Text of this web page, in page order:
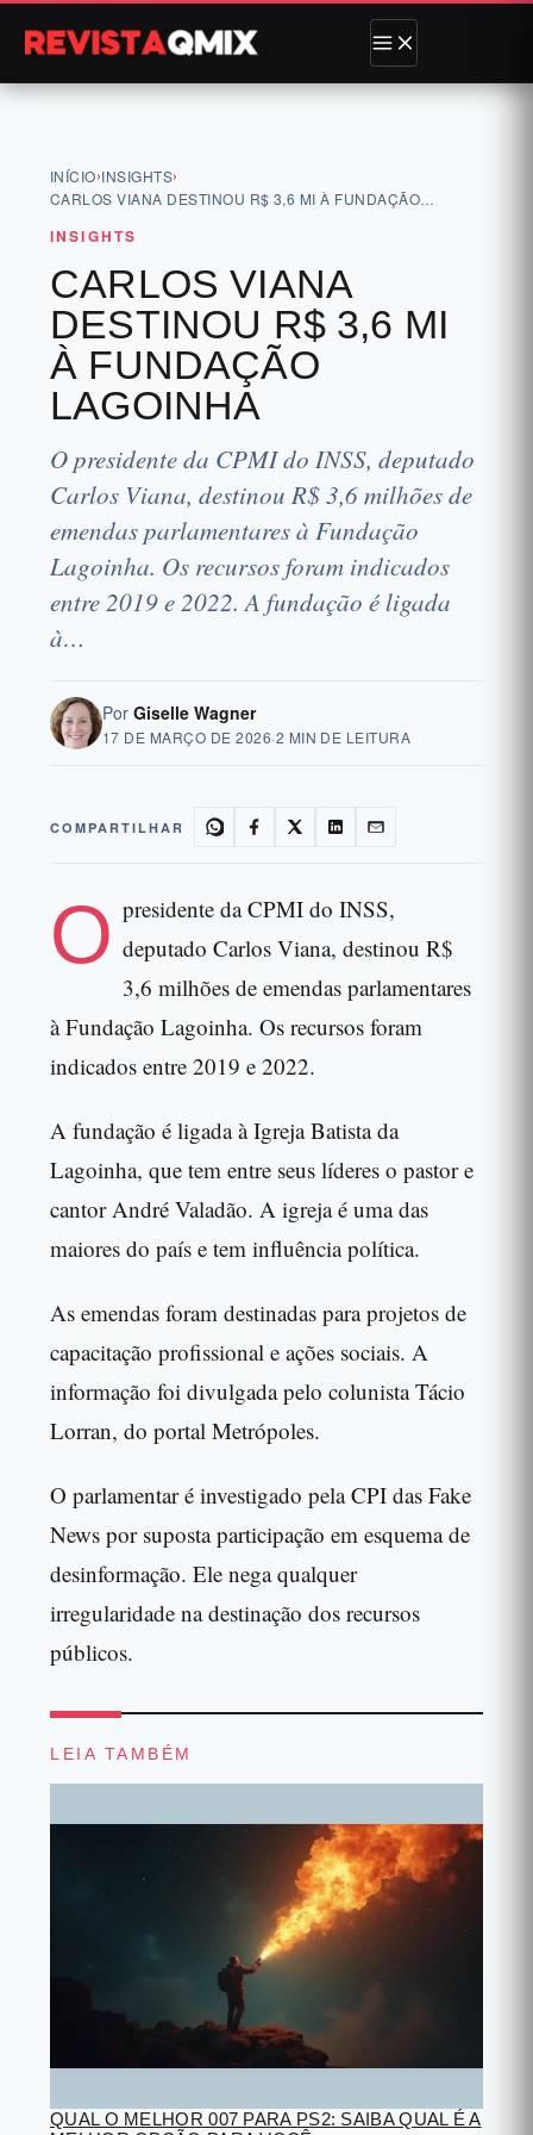
INÍCIO›INSIGHTS›
CARLOS VIANA DESTINOU R$ 3,6 MI À FUNDAÇÃO…
INSIGHTS
CARLOS VIANA
DESTINOU R$ 3,6 MI
À FUNDAÇÃO
LAGOINHA
O presidente da CPMI do INSS, deputado
Carlos Viana, destinou R$ 3,6 milhões de
emendas parlamentares à Fundação
Lagoinha. Os recursos foram indicados
entre 2019 e 2022. A fundação é ligada
à…
Por Giselle Wagner
17 DE MARÇO DE 2026·2 MIN DE LEITURA
COMPARTILHAR
O presidente da CPMI do INSS,
deputado Carlos Viana, destinou R$
3,6 milhões de emendas parlamentares
à Fundação Lagoinha. Os recursos foram
indicados entre 2019 e 2022.
A fundação é ligada à Igreja Batista da
Lagoinha, que tem entre seus líderes o pastor e
cantor André Valadão. A igreja é uma das
maiores do país e tem influência política.
As emendas foram destinadas para projetos de
capacitação profissional e ações sociais. A
informação foi divulgada pelo colunista Tácio
Lorran, do portal Metrópoles.
O parlamentar é investigado pela CPI das Fake
News por suposta participação em esquema de
desinformação. Ele nega qualquer
irregularidade na destinação dos recursos
públicos.
LEIA TAMBÉM
QUAL O MELHOR 007 PARA PS2: SAIBA QUAL É A